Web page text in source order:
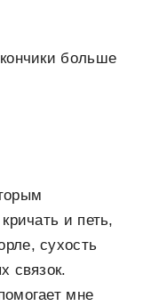
больше
и петь,
сухость
связок.
мне